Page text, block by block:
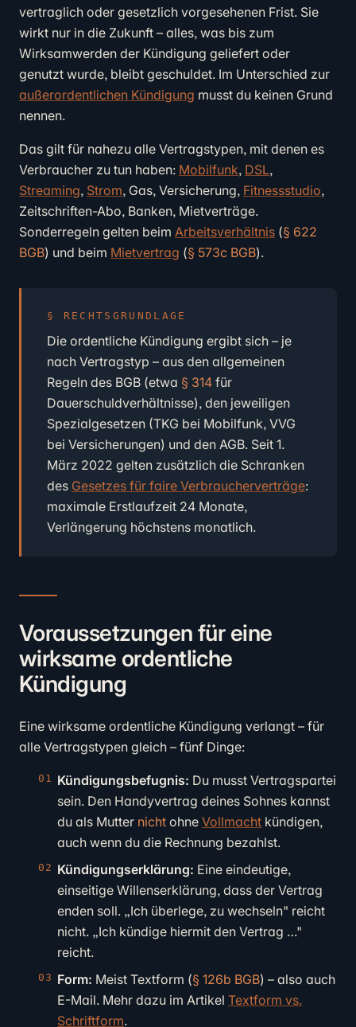
vertraglich oder gesetzlich vorgesehenen Frist. Sie
wirkt nur in die Zukunft – alles, was bis zum
Wirksamwerden der Kündigung geliefert oder
genutzt wurde, bleibt geschuldet. Im Unterschied zur
außerordentlichen Kündigung musst du keinen Grund
nennen.
Das gilt für nahezu alle Vertragstypen, mit denen es
Verbraucher zu tun haben: Mobilfunk, DSL,
Streaming, Strom, Gas, Versicherung, Fitnessstudio,
Zeitschriften-Abo, Banken, Mietverträge.
Sonderregeln gelten beim Arbeitsverhältnis (§ 622
BGB) und beim Mietvertrag (§ 573c BGB).
RECHTSGRUNDLAGE
Die ordentliche Kündigung ergibt sich – je
nach Vertragstyp – aus den allgemeinen
Regeln des BGB (etwa § 314 für
Dauerschuldverhältnisse), den jeweiligen
Spezialgesetzen (TKG bei Mobilfunk, VVG
bei Versicherungen) und den AGB. Seit 1.
März 2022 gelten zusätzlich die Schranken
des Gesetzes für faire Verbraucherverträge:
maximale Erstlaufzeit 24 Monate,
Verlängerung höchstens monatlich.
Voraussetzungen für eine
wirksame ordentliche
Kündigung
Eine wirksame ordentliche Kündigung verlangt – für
alle Vertragstypen gleich – fünf Dinge:
Kündigungsbefugnis: Du musst Vertragspartei
sein. Den Handyvertrag deines Sohnes kannst
du als Mutter nicht ohne Vollmacht kündigen,
auch wenn du die Rechnung bezahlst.
Kündigungserklärung: Eine eindeutige,
einseitige Willenserklärung, dass der Vertrag
enden soll. „Ich überlege, zu wechseln" reicht
nicht. „Ich kündige hiermit den Vertrag …"
reicht.
Form: Meist Textform (§ 126b BGB) – also auch
E-Mail. Mehr dazu im Artikel Textform vs.
Schriftform.